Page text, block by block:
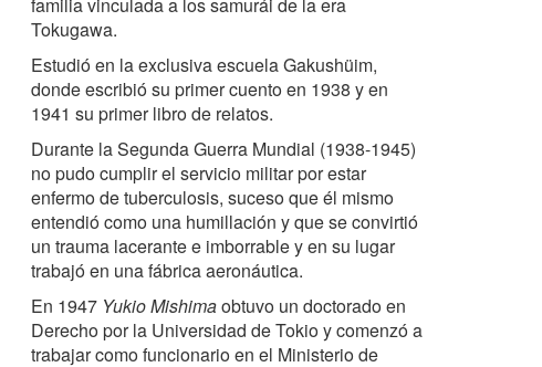
Tokugawa.
Estudió en la exclusiva escuela Gakushüim,
donde escribió su primer cuento en 1938 y en
1941 su primer libro de relatos.
Durante la Segunda Guerra Mundial (1938-1945)
no pudo cumplir el servicio militar por estar
enfermo de tuberculosis, suceso que él mismo
entendió como una humillación y que se convirtió
un trauma lacerante e imborrable y en su lugar
trabajó en una fábrica aeronáutica.
En 1947 Yukio Mishimaobtuvo un doctorado en
Derecho por la Universidad de Tokio y comenzó a
trabajar como funcionario en el Ministerio de